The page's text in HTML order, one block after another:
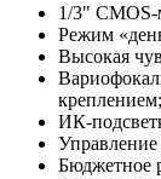
1/3" CMOS-
Режим
Высокая
креплением;
ИК-
Бюджетное